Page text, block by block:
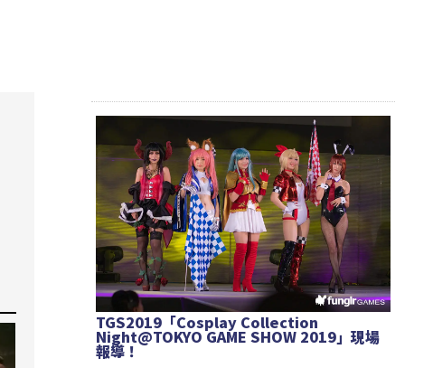
TGS2019「Cosplay Collection
Night@TOKYO GAME SHOW 2019」現場
報導！